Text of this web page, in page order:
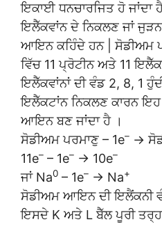
ਇਕਾਈ ਧਨਚਾਰਜਿਤ ਹੋ
ਇਲੈੱਕਵਾਂਨ ਦੇ ਨਿਕਲਣ ਜਾਂ
ਆਇਨ ਕਹਿੰਦੇ ਹਨ | ਸੋਡੀਅਮ
ਵਿੱਚ 11 ਪ੍ਰੋਟੀਨ ਅਤੇ 11
ਇਲੈੱਕਵਾਂਨਾਂ ਦੀ ਵੰਡ 2, 8, 1
ਇਲੈੱਕਟਾਂਨ ਨਿਕਲਣ ਕਾਰਨ
ਆਇਨ ਬਣ ਜਾਂਦਾ ਹੈ ।
ਸੋਡੀਅਮ ਪਰਮਾਣੁ – 1e– →
11e– – 1e– → 10e–
ਜਾਂ Na0 – 1e– → Na+
ਸੋਡੀਅਮ ਆਇਨ ਦੀ ਇਲੈਂਕਨੀ
ਇਸਦੇ K ਅਤੇ L ਬੈੱਲ ਪੂਰੀ